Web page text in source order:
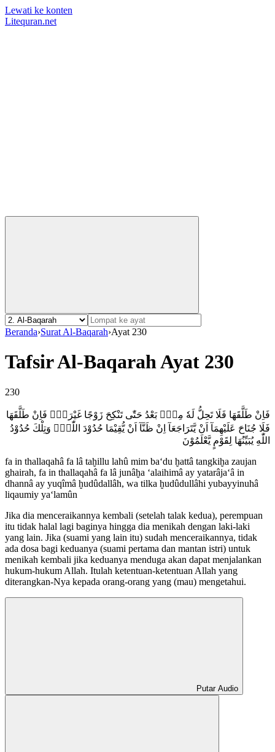
Lewati ke konten
Litequran.net
Beranda›Surat Al-Baqarah›Ayat 230
Tafsir Al-Baqarah Ayat 230
230
فَاِنْ طَلَّقَهَا فَلَا تَحِلُّ لَهٗ مِنْۢ بَعْدُ حَتّٰى تَنْكِحَ زَوْجًا غَيْرَهٗۗ فَاِنْ طَلَّقَهَا
فَلَا جُنَاحَ عَلَيْهِمَآ اَنْ يَّتَرَاجَعَآ اِنْ ظَنَّآ اَنْ يُّقِيْمَا حُدُوْدَ اللّٰهِۗ وَتِلْكَ حُدُوْدُ
اللّٰهِ يُبَيِّنُهَا لِقَوْمٍ يَّعْلَمُوْنَ
fa in thallaqahâ fa lâ taḫillu lahû mim ba‘du ḫattâ tangkiḫa zaujan
ghairah, fa in thallaqahâ fa lâ junâḫa ‘alaihimâ ay yatarâja‘â in
dhannâ ay yuqîmâ ḫudûdallâh, wa tilka ḫudûdullâhi yubayyinuhâ
liqaumiy ya‘lamûn
Jika dia menceraikannya kembali (setelah talak kedua), perempuan
itu tidak halal lagi baginya hingga dia menikah dengan laki-laki
yang lain. Jika (suami yang lain itu) sudah menceraikannya, tidak
ada dosa bagi keduanya (suami pertama dan mantan istri) untuk
menikah kembali jika keduanya menduga akan dapat menjalankan
hukum-hukum Allah. Itulah ketentuan-ketentuan Allah yang
diterangkan-Nya kepada orang-orang yang (mau) mengetahui.
Putar Audio